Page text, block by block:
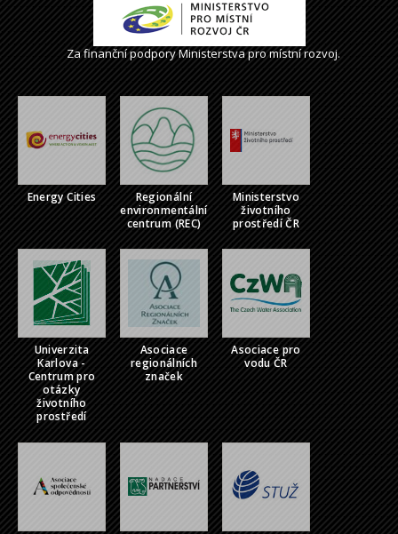
Za finanční podpory Ministerstva pro místní rozvoj.
Energy Cities
Regionální
environmentální
centrum (REC)
Ministerstvo
životního
prostředí ČR
Univerzita
Karlova -
Centrum pro
otázky
životního
prostředí
Asociace
regionálních
značek
Asociace pro
vodu ČR